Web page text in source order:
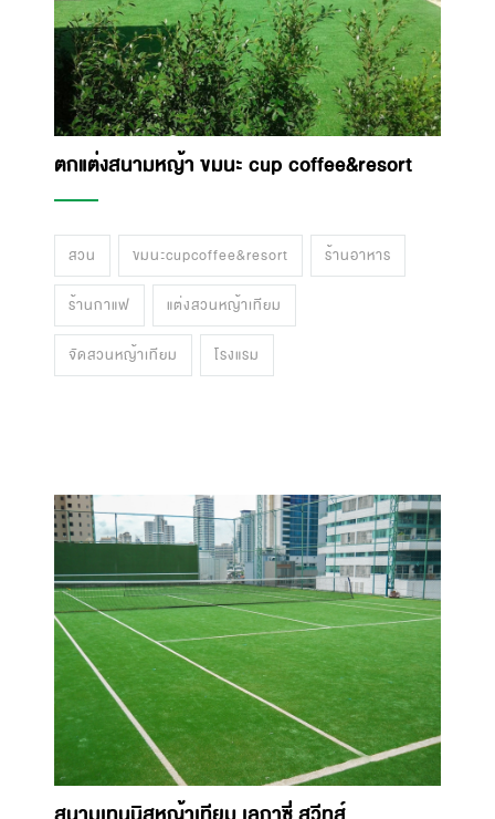
ตกแต่งสนามหญ้า ขมนะ cup coffee&resort
สวน ขมนะcupcoffee&resort ร้านอาหาร
ร้านกาแฟ แต่งสวนหญ้าเทียม
จัดสวนหญ้าเทียม โรงแรม